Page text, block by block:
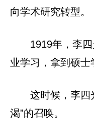
向学术研究转型。
1919年，李
业学习，拿到硕士
这时候，李四
渴”的召唤。